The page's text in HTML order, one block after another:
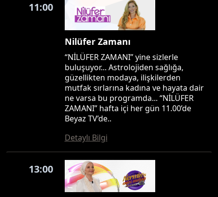
11:00
Nilüfer Zamanı
“NİLÜFER ZAMANI” yine sizlerle
buluşuyor... Astrolojiden sağlığa,
güzellikten modaya, ilişkilerden
mutfak sırlarına kadına ve hayata dair
ne varsa bu programda... “NİLÜFER
ZAMANI” hafta içi her gün 11.00’de
Beyaz TV’de..
Detaylı Bilgi
13:00